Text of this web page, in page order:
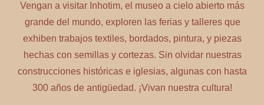
Vengan a visitar Inhotim, el museo a cielo abierto más
grande del mundo, exploren las ferias y talleres que
exhiben trabajos textiles, bordados, pintura, y piezas
hechas con semillas y cortezas. Sin olvidar nuestras
construcciones históricas e iglesias, algunas con hasta
300 años de antigüedad. ¡Vivan nuestra cultura!